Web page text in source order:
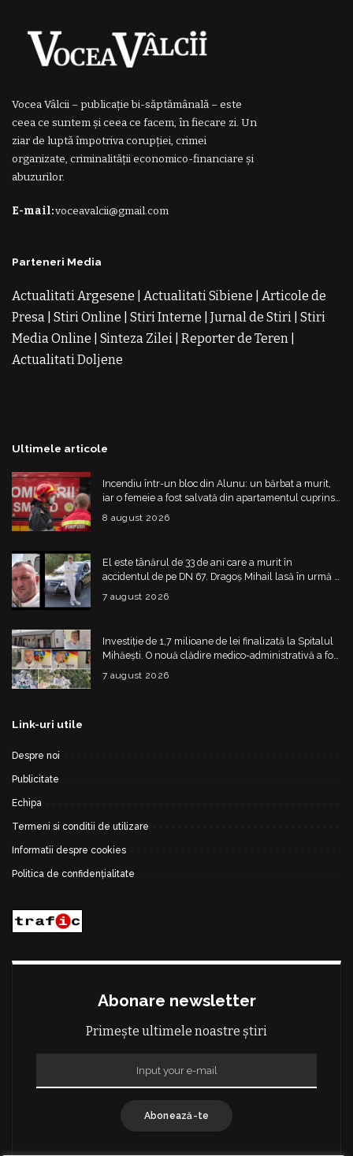
Vocea Vâlcii – publicație bi-săptămânală – este
ceea ce suntem și ceea ce facem, în fiecare zi. Un
ziar de luptă împotriva corupției, crimei
organizate, criminalității economico-financiare și
abuzurilor.
E-mail:voceavalcii@gmail.com
Parteneri Media
Actualitati Argesene Actualitati Sibiene
Articole de
Presa Stiri Online Stiri Interne Jurnal de Stiri Stiri
Media Online
Sinteza Zilei Reporter de Teren
Actualitati Doljene
Ultimele articole
Incendiu într-un bloc din Alunu: un bărbat a murit,
iar o femeie a fost salvată din apartamentul cuprins
de flăcări
8 august 2026
El este tânărul de 33 de ani care a murit în
accidentul de pe DN 67. Dragoș Mihail lasă în urmă o
7 august 2026
Investiție de 1,7 milioane de lei finalizată la Spitalul
Mihăești. O nouă clădire medico-administrativă a fost
construită
7 august 2026
Link-uri utile
Despre noi
Publicitate
Echipa
Termeni si conditii de utilizare
Informatii despre cookies
Politica de confidențialitate
Abonare newsletter
Primește ultimele noastre știri
Abonează-te